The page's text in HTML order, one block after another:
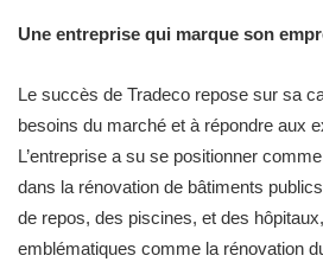
Une entreprise qui marque son
Le succès de Tradeco repose sur sa
besoins du marché et à répondre aux
L’entreprise a su se positionner
dans la rénovation de bâtiments
de repos, des piscines, et des
emblématiques comme la rénovation